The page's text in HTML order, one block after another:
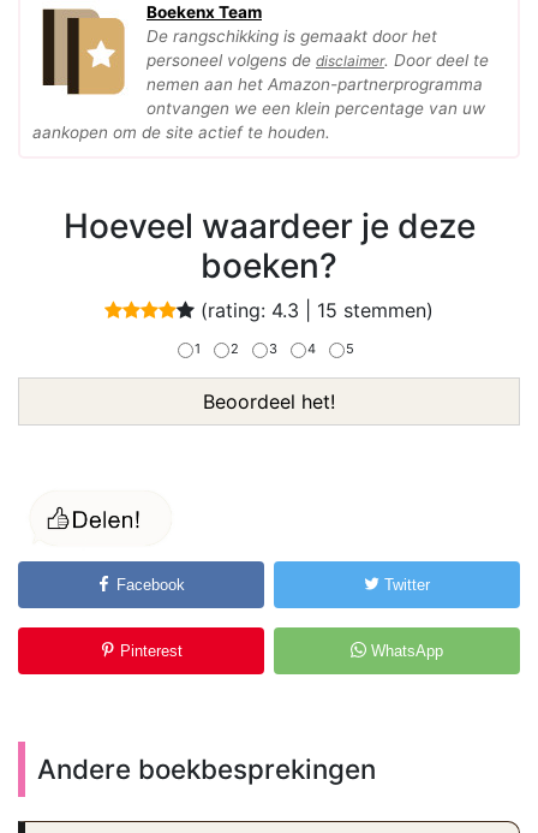
Boekenx Team
De rangschikking is gemaakt door het
personeel volgens de disclaimer. Door deel te
nemen aan het Amazon-partnerprogramma
ontvangen we een klein percentage van uw
aankopen om de site actief te houden.
Hoeveel waardeer je deze
boeken?
(rating: 4.3 15 stemmen)
1 2 3 4 5
Beoordeel het!
Facebook Twitter
Pinterest WhatsApp
Andere boekbesprekingen